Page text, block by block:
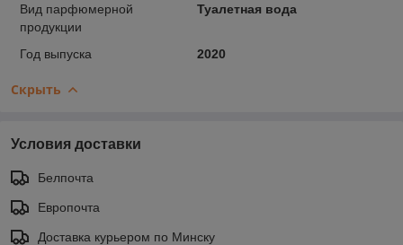
Вид парфюмерной
продукции
Туалетная вода
Год выпуска 2020
Скрыть
Условия доставки
Белпочта
Европочта
Доставка курьером по Минску